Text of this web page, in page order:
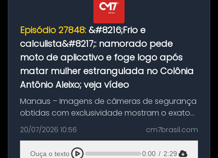
Episódio 27848: &#8216;Frio e
calculista&#8217;: namorado pede
moto de aplicativo e foge logo após
matar mulher estrangulada no Colônia
Antônio Aleixo; veja vídeo
Manaus – Imagens de câmeras de segurança
obtidas com exclusividade mostram o exato
momento da fuga do principal suspeito da
morte de Larissa Araújo, de 28 anos. O crime
ocorreu na noite deste último d...
20/07/2026 10:56 cm7brasil.com
Ouça o texto 0:00 / 2:29